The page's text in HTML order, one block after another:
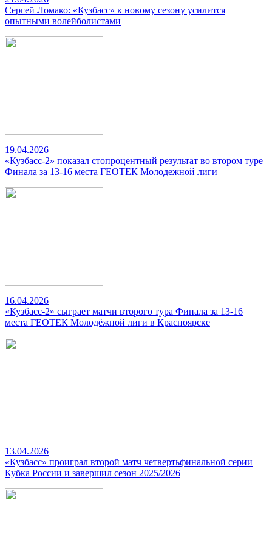
Сергей Ломако: «Кузбасс» к новому сезону усилится
опытными волейболистами
19.04.2026
«Кузбасс-2» показал стопроцентный результат во втором туре
Финала за 13-16 места ГЕОТЕК Молодежной лиги
16.04.2026
«Кузбасс-2» сыграет матчи второго тура Финала за 13-16
места ГЕОТЕК Молодёжной лиги в Красноярске
13.04.2026
«Кузбасс» проиграл второй матч четвертьфинальной серии
Кубка России и завершил сезон 2025/2026